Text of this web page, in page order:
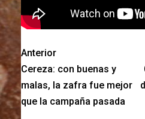
Anterior
Cereza: con buenas y
malas, la zafra fue mejor
que la campaña pasada